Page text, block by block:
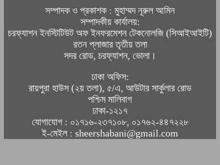
সম্পাদক ও প্রকাশক : মুহাম্মদ নূরুল আমিন
সম্পাদকীয় কার্যালয়:
চরফ্যাশন ইনস্টিটিউট অফ ইনফরমেশন টেকনোলজি (সিআইআইটি)
রতন প্লাজার তৃতীয় তলা
সদর রোড, চরফ্যাশন, ভোলা।
ঢাকা অফিস:
রায়পুরা হাউস (২য় তলা), ৫/এ, আউটার সার্কুলার রোড
পশ্চিম মালিবাগ
ঢাকা-১২১৭
যোগাযোগ : ০১৭১৬-২৩৭১০৮, ০১৭৬২-৪৪৭২২৮
ই-মেইল : sheershabani@gmail.com